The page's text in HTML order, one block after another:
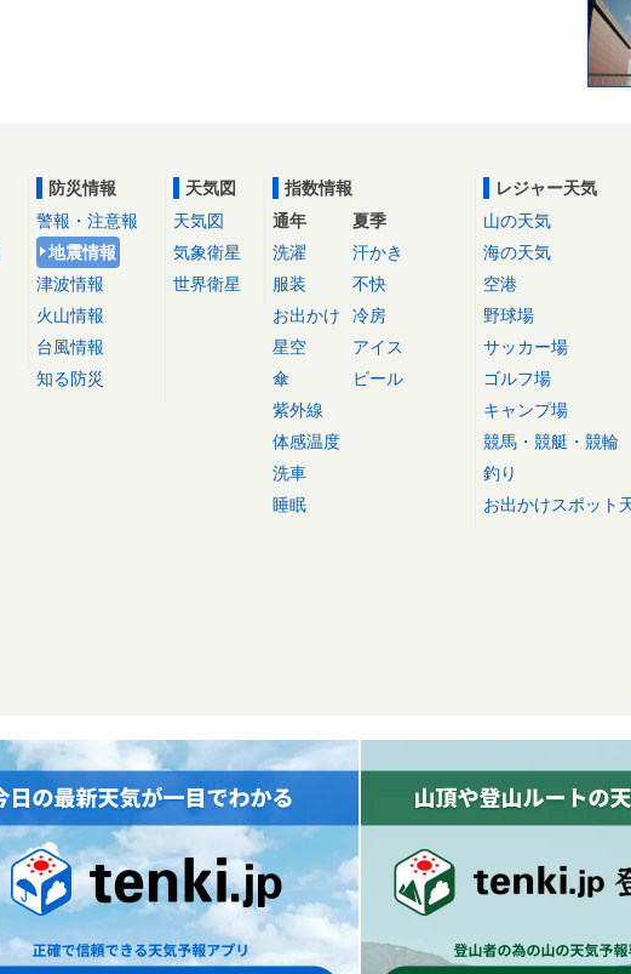
防災情報
警報・注意報
地震情報
津波情報
火山情報
台風情報
知る防災
天気図
天気図
気象衛星
世界衛星
指数情報
通年
洗濯
服装
お出かけ
星空
傘
紫外線
体感温度
洗車
睡眠
夏季
汗かき
不快
冷房
アイス
ビール
レジャー天気
山の天気
海の天気
空港
野球場
サッカー場
ゴルフ場
キャンプ場
競馬・競艇・競輪
釣り
お出かけスポット